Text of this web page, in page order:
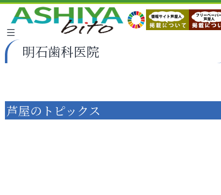
明石歯科医院
芦屋のトピックス